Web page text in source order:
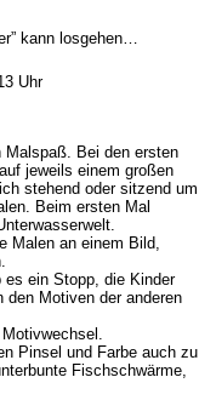
kann losgehen…
Uhr
Malspaß. Bei den ersten
jeweils einem großen
stehend oder sitzend um
Beim ersten Mal
Malen an einem Bild,
es ein Stopp, die Kinder
den Motiven der anderen
Pinsel und Farbe auch zu
Fischschwärme,